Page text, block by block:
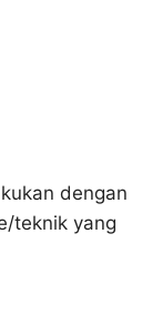
dengan
teknik yang